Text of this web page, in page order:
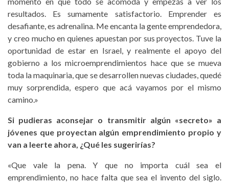
resultados. Es sumamente satisfactorio. Emprender es
desafiante, es adrenalina. Me encanta la gente emprendedora,
y creo mucho en quienes apuestan por sus proyectos. Tuve la
oportunidad de estar en Israel, y realmente el apoyo del
gobierno a los microemprendimientos hace que se mueva
toda la maquinaria, que se desarrollen nuevas ciudades, quedé
muy sorprendida, espero que acá vayamos por el mismo
camino.»
Si pudieras aconsejar o transmitir algún «secreto» a
jóvenes que proyectan algún emprendimiento propio y
van a leerte ahora, ¿Qué les sugerirías?
«Que vale la pena. Y que no importa cuál sea el
emprendimiento, no hace falta que sea el invento del siglo.